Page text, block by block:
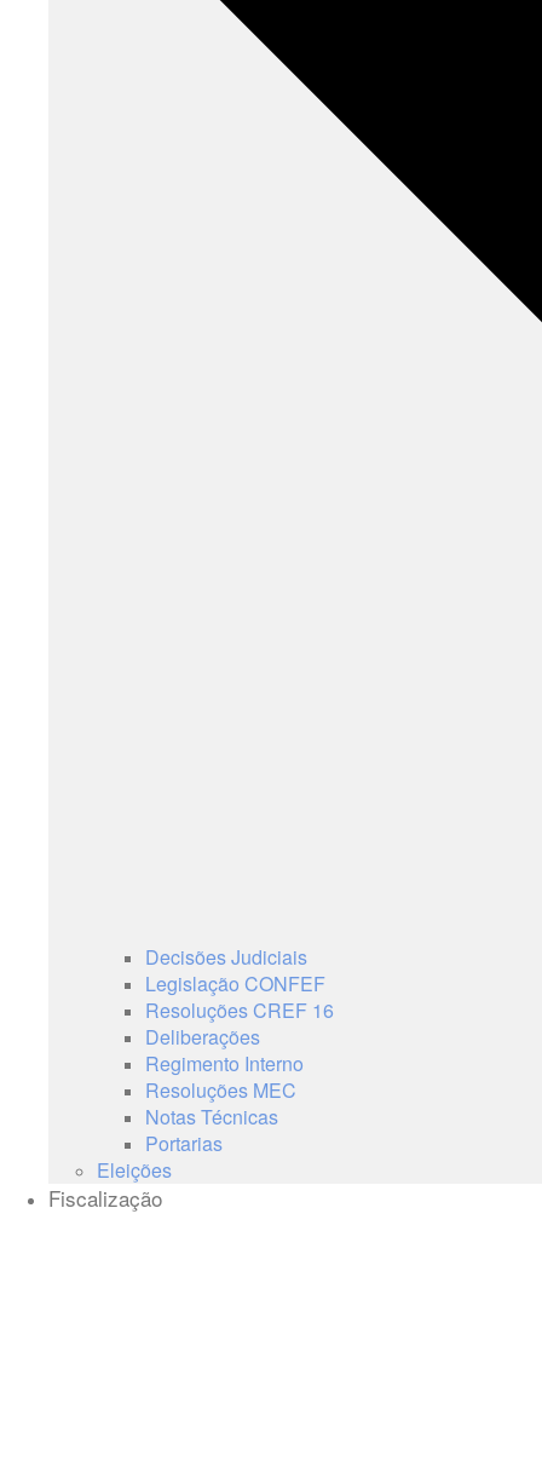
Decisões Judiciais
Legislação CONFEF
Resoluções CREF 16
Deliberações
Regimento Interno
Resoluções MEC
Notas Técnicas
Portarias
Eleições
Fiscalização